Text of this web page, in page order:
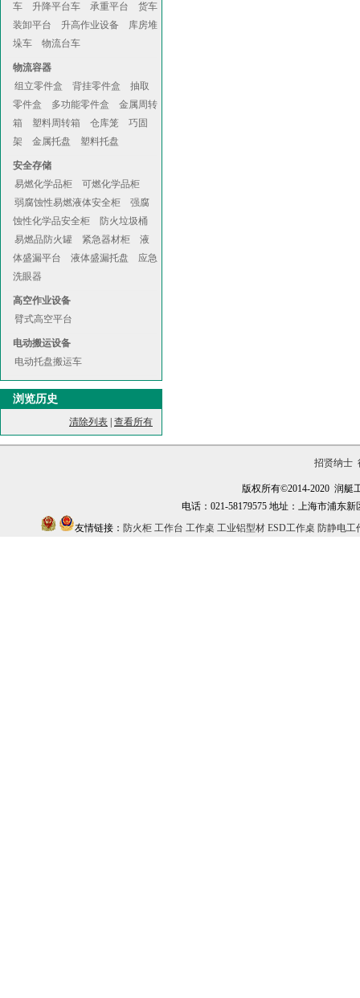
车
升降平台车 承重平台
货车
装卸平台
升高作业设备
库房堆
垛车
物流台车
物流容器
组立零件盒
背挂零件盒
抽取
零件盒
多功能零件盒
金属周转
箱
塑料周转箱 仓库笼
巧固
架
金属托盘 塑料托盘
安全存储
易燃化学品柜
可燃化学品柜
弱腐蚀性易燃液体安全柜
强腐
蚀性化学品安全柜
防火垃圾桶
易燃品防火罐
紧急器材柜
液
体盛漏平台
液体盛漏托盘
应急
洗眼器
高空作业设备
臂式高空平台
电动搬运设备
电动托盘搬运车
浏览历史
清除列表 查看所有
招贤纳士
版权所有©2014-2020 润艇
电话：021-58179575 地址：上海市浦东新
友情链接： 防火柜 工作台 工作桌 工业铝型材 ESD工作桌 防静电工